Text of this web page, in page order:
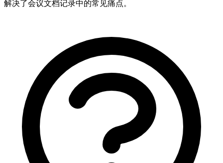
解决了会议文档记录中的常见痛点。